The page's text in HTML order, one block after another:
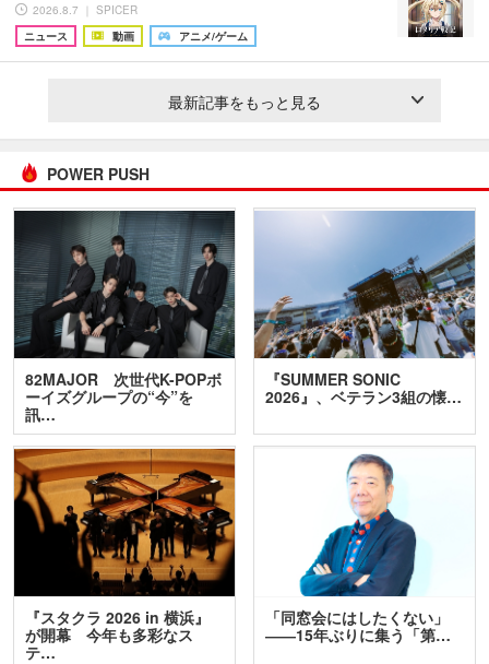
2026.8.7 ｜ SPICER
ニュース
動画 アニメ/ゲーム
最新記事をもっと見る
POWER PUSH
82MAJOR 次世代K-POPボ
ーイズグループの“今”を
訊…
『SUMMER SONIC
2026』、ベテラン3組の懐…
『スタクラ 2026 in 横浜』
が開幕 今年も多彩なス
テ…
「同窓会にはしたくない」
――15年ぶりに集う「第…